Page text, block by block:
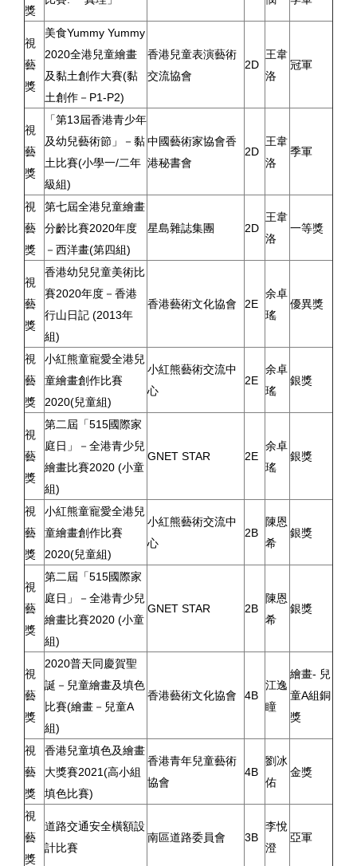
獎
視
藝
獎
美食Yummy Yummy
2020全港兒童繪畫
及黏土創作大賽(黏
土創作－P1-P2)
香港兒童表演藝術
交流協會
2D
王韋
洛
冠軍
視
藝
獎
「第13屆香港青少年
及幼兒藝術節」－黏
土比賽(小學一/二年
級組)
中國藝術家協會香
港秘書會
2D
王韋
洛
季軍
視
藝
獎
第七屆全港兒童繪畫
分齡比賽2020年度
－西洋畫(第四組)
星島雜誌集團 2D
王韋
洛
一等獎
視
藝
獎
香港幼兒兒童美術比
賽2020年度－香港
行山日記 (2013年
組)
香港藝術文化協會 2E
余卓
瑤
優異獎
視
藝
獎
小紅熊童寵愛全港兒
童繪畫創作比賽
2020(兒童組)
小紅熊藝術交流中
心
2E
余卓
瑤
銀獎
視
藝
獎
第二屆「515國際家
庭日」－全港青少兒
繪畫比賽2020 (小童
組)
GNET STAR 2E
余卓
瑤
銀獎
視
藝
獎
小紅熊童寵愛全港兒
童繪畫創作比賽
2020(兒童組)
小紅熊藝術交流中
心
2B
陳恩
希
銀獎
視
藝
獎
第二屆「515國際家
庭日」－全港青少兒
繪畫比賽2020 (小童
組)
GNET STAR 2B
陳恩
希
銀獎
視
藝
獎
2020普天同慶賀聖
誕－兒童繪畫及填色
比賽(繪畫－兒童A
組)
香港藝術文化協會 4B
江逸
瞳
繪畫- 兒
童A組銅
獎
視
藝
獎
香港兒童填色及繪畫
大獎賽2021(高小組
填色比賽)
香港青年兒童藝術
協會
4B
劉冰
佑
金獎
視
藝
獎
道路交通安全橫額設
計比賽
南區道路委員會 3B
李悅
澄
亞軍